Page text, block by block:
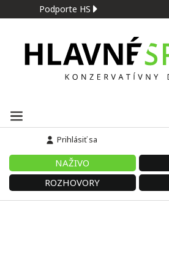
Podporte HS
Prihlásiť sa
NAŽIVO
ROZHOVORY